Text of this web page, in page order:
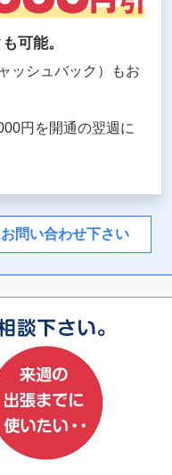
可能。
ッシュバック）もお
円を開通の翌週に
お問い合わせ下さい